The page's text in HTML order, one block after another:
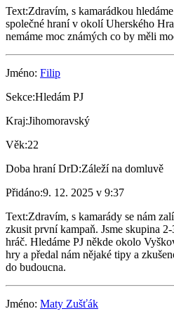
Text:Zdravím, s kamarádkou
společné hraní v okolí Uherského
nemáme moc známých co by měli
Jméno: Filip
Sekce:Hledám PJ
Kraj:Jihomoravský
Věk:22
Doba hraní DrD:Záleží na domluvě
Přidáno:9. 12. 2025 v 9:37
Text:Zdravím, s kamarády se nám
zkusit první kampaň. Jsme skupina
hráč. Hledáme PJ někde okolo
hry a předal nám nějaké tipy a
do budoucna.
Jméno: Maty Zušťák